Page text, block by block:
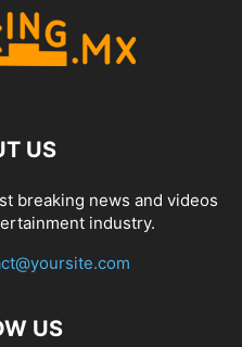
US
breaking news and videos
industry.
US